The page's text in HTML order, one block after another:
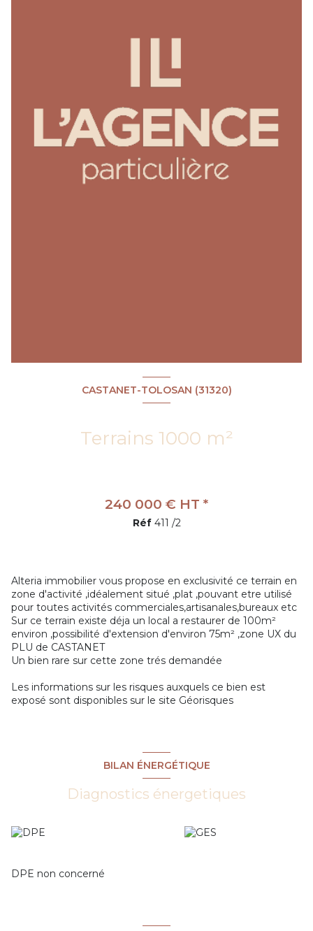
CASTANET-TOLOSAN (31320)
Terrains 1000 m²
240 000 € HT *
Réf 411 /2
Alteria immobilier vous propose en exclusivité ce terrain en
zone d'activité ,idéalement situé ,plat ,pouvant etre utilisé
pour toutes activités commerciales,artisanales,bureaux etc
Sur ce terrain existe déja un local a restaurer de 100m²
environ ,possibilité d'extension d'environ 75m² ,zone UX du
PLU de CASTANET
Un bien rare sur cette zone trés demandée
Les informations sur les risques auxquels ce bien est
exposé sont disponibles sur le site Géorisques
BILAN ÉNERGÉTIQUE
Diagnostics énergetiques
DPE non concerné